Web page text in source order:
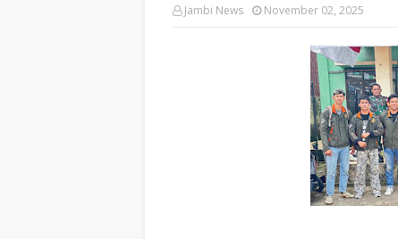
Jambi News November 02, 2025